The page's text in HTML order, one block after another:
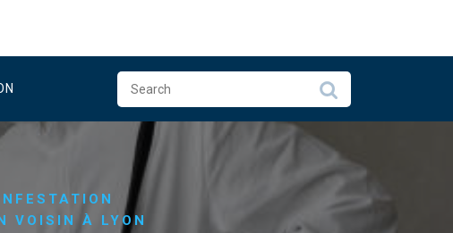
VOISIN À LYON